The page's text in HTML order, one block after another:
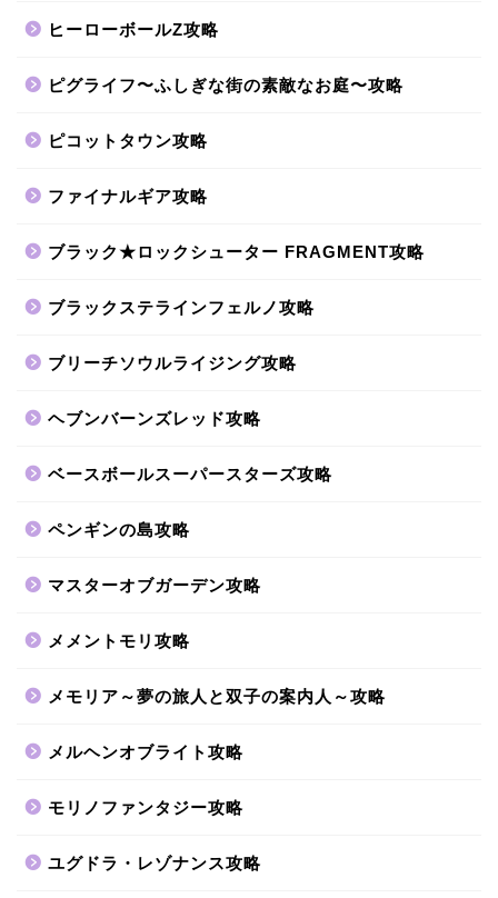
ヒーローボールZ攻略
ピグライフ〜ふしぎな街の素敵なお庭〜攻略
ピコットタウン攻略
ファイナルギア攻略
ブラック★ロックシューター FRAGMENT攻略
ブラックステラインフェルノ攻略
ブリーチソウルライジング攻略
ヘブンバーンズレッド攻略
ベースボールスーパースターズ攻略
ペンギンの島攻略
マスターオブガーデン攻略
メメントモリ攻略
メモリア～夢の旅人と双子の案内人～攻略
メルヘンオブライト攻略
モリノファンタジー攻略
ユグドラ・レゾナンス攻略